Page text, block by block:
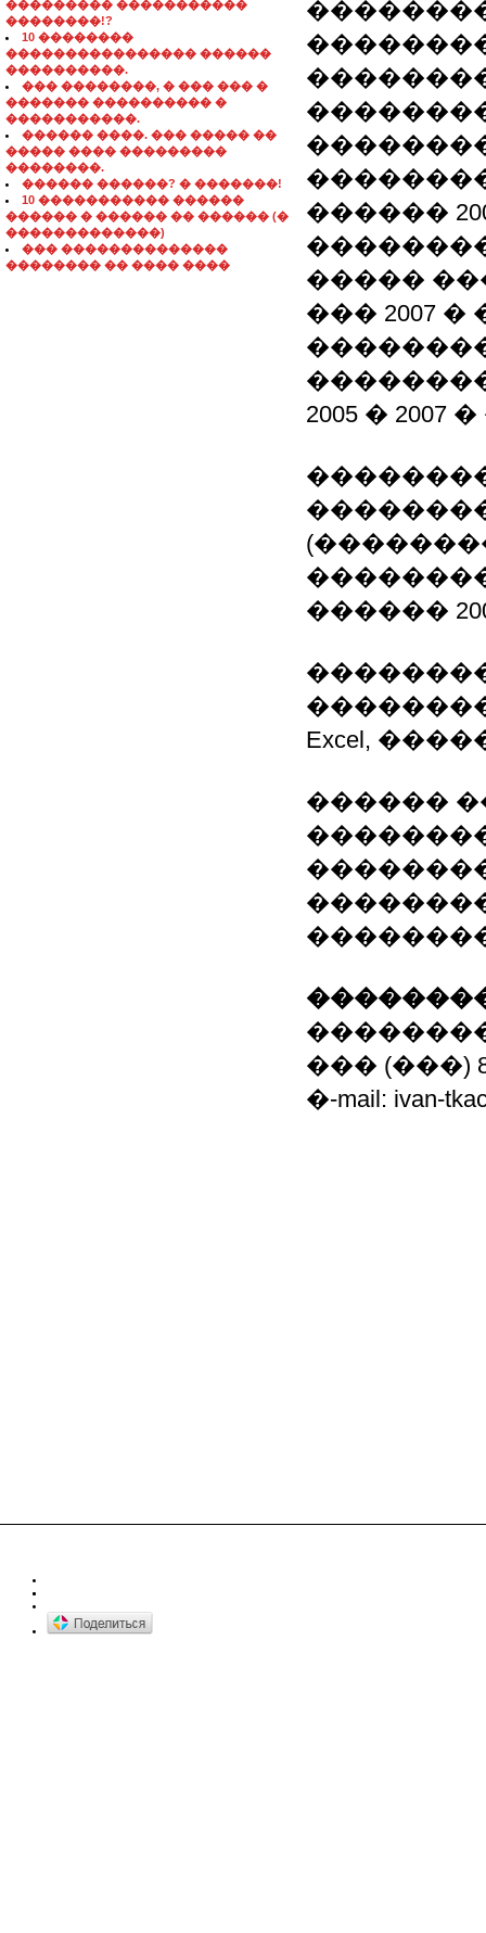
��������� �����������
��������!?
10 ��������
���������������� ������
����������.
��� ��������, � ��� ��� �
������� ���������� �
�����������.
������ ����. ��� ����� ��
����� ���� ���������
��������.
������ ������? � �������!
10 ����������� ������
������ � ������ �� ������ (�
�������������)
��� ��������������
�������� �� ���� ����
������
�����
��� 2007
2005 �
������
Excel,
������
��� (���) 8-
�-mail: ivan-